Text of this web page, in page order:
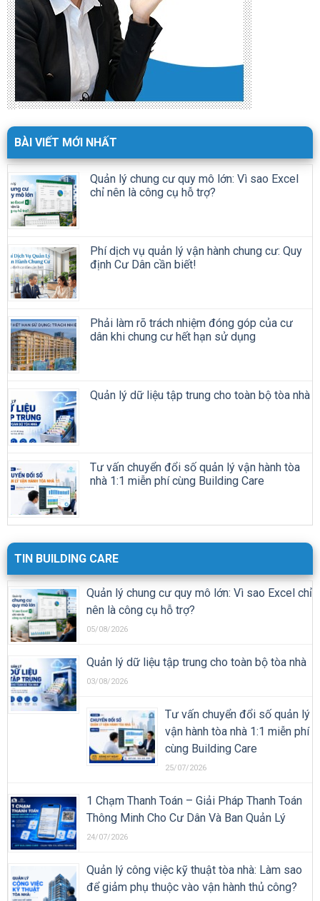
BÀI VIẾT MỚI NHẤT
Quản lý chung cư quy mô lớn: Vì sao Excel
chỉ nên là công cụ hỗ trợ?
Phí dịch vụ quản lý vận hành chung cư: Quy
định Cư Dân cần biết!
Phải làm rõ trách nhiệm đóng góp của cư
dân khi chung cư hết hạn sử dụng
Quản lý dữ liệu tập trung cho toàn bộ tòa nhà
Tư vấn chuyển đổi số quản lý vận hành tòa
nhà 1:1 miễn phí cùng Building Care
TIN BUILDING CARE
Quản lý chung cư quy mô lớn: Vì sao Excel chỉ
nên là công cụ hỗ trợ?
05/08/2026
Quản lý dữ liệu tập trung cho toàn bộ tòa nhà
03/08/2026
Tư vấn chuyển đổi số quản lý
vận hành tòa nhà 1:1 miễn phí
cùng Building Care
25/07/2026
1 Chạm Thanh Toán – Giải Pháp Thanh Toán
Thông Minh Cho Cư Dân Và Ban Quản Lý
24/07/2026
Quản lý công việc kỹ thuật tòa nhà: Làm sao
để giảm phụ thuộc vào vận hành thủ công?